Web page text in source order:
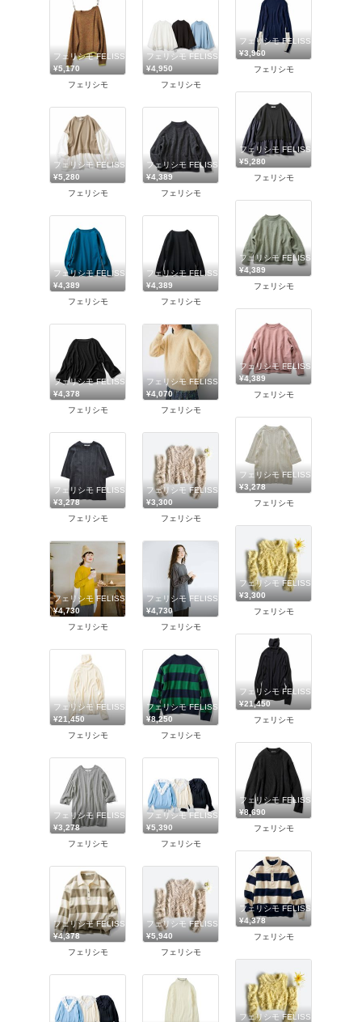
フェリシモ FELISSIMO
¥3,960
フェリシモ
フェリシモ FELISSIMO
¥5,170
フェリシモ
フェリシモ FELISSIMO
¥4,950
フェリシモ
フェリシモ FELISSIMO
¥5,280
フェリシモ
フェリシモ FELISSIMO
¥5,280
フェリシモ
フェリシモ FELISSIMO
¥4,389
フェリシモ
フェリシモ FELISSIMO
¥4,389
フェリシモ
フェリシモ FELISSIMO
¥4,389
フェリシモ
フェリシモ FELISSIMO
¥4,389
フェリシモ
フェリシモ FELISSIMO
¥4,389
フェリシモ
フェリシモ FELISSIMO
¥4,378
フェリシモ
フェリシモ FELISSIMO
¥4,070
フェリシモ
フェリシモ FELISSIMO
¥3,278
フェリシモ
フェリシモ FELISSIMO
¥3,278
フェリシモ
フェリシモ FELISSIMO
¥3,300
フェリシモ
フェリシモ FELISSIMO
¥3,300
フェリシモ
フェリシモ FELISSIMO
¥4,730
フェリシモ
フェリシモ FELISSIMO
¥4,730
フェリシモ
フェリシモ FELISSIMO
¥21,450
フェリシモ
フェリシモ FELISSIMO
¥21,450
フェリシモ
フェリシモ FELISSIMO
¥8,250
フェリシモ
フェリシモ FELISSIMO
¥8,690
フェリシモ
フェリシモ FELISSIMO
¥3,278
フェリシモ
フェリシモ FELISSIMO
¥5,390
フェリシモ
フェリシモ FELISSIMO
¥4,378
フェリシモ
フェリシモ FELISSIMO
¥4,378
フェリシモ
フェリシモ FELISSIMO
¥5,940
フェリシモ
フェリシモ FELISSIMO